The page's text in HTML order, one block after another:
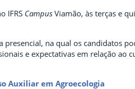
IFRS Campus Viamão, às terças e
presencial, na qual os candidatos
e expectativas em relação ao
Auxiliar em Agroecologia